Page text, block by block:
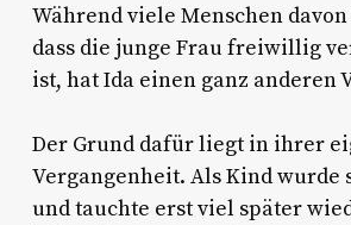
Während viele Menschen
dass die junge Frau freiwillig
ist, hat Ida einen ganz anderen
Der Grund dafür liegt in ihrer
Vergangenheit. Als Kind wurde
und tauchte erst viel später